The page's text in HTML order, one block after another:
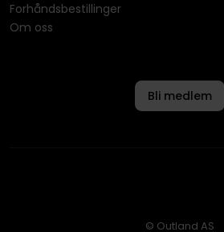
Forhåndsbestillinger
Om oss
Bli medlem
© Outland AS